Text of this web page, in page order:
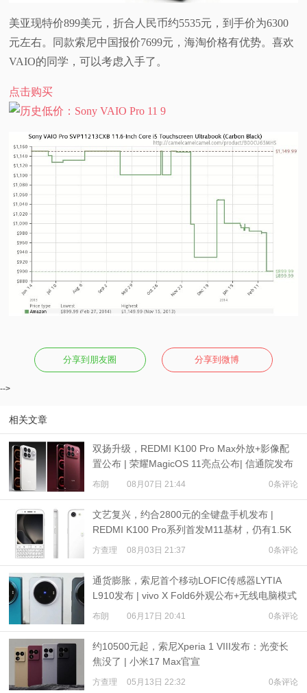
美亚现特价899美元，折合人民币约5535元，到手价为6300
元左右。同款索尼中国报价7699元，海淘价格有优势。喜欢
VAIO的同学，可以考虑入手了。
点击购买
分享到朋友圈 分享到微博
-->
相关文章
双扬升级，REDMI K100 Pro Max外放+影像配
置公布 | 荣耀MagicOS 11亮点公布| 信通院发布
eSIM研究报告
布朗 08月07日 21:44 0条评论
文艺复兴，约合2800元的全键盘手机发布 |
REDMI K100 Pro系列首发M11基材，仍有1.5K
超级像素
方查理 08月03日 21:37 0条评论
通货膨胀，索尼首个移动LOFIC传感器LYTIA
L910发布 | vivo X Fold6外观公布+无线电脑模式
布朗 06月17日 20:41 0条评论
约10500元起，索尼Xperia 1 VIII发布：光变长
焦没了 | 小米17 Max官宣
方查理 05月13日 22:32 0条评论